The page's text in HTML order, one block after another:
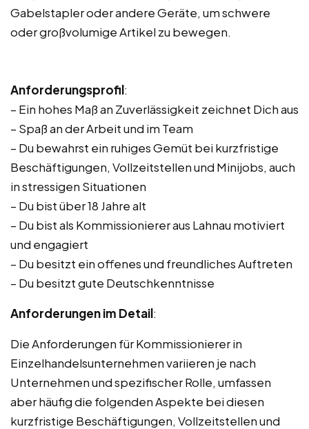
Gabelstapler oder andere Geräte, um schwere
oder großvolumige Artikel zu bewegen.
Anforderungsprofil:
– Ein hohes Maß an Zuverlässigkeit zeichnet Dich aus
– Spaß an der Arbeit und im Team
– Du bewahrst ein ruhiges Gemüt bei kurzfristige
Beschäftigungen, Vollzeitstellen und Minijobs, auch
in stressigen Situationen
– Du bist über 18 Jahre alt
– Du bist als Kommissionierer aus Lahnau motiviert
und engagiert
– Du besitzt ein offenes und freundliches Auftreten
– Du besitzt gute Deutschkenntnisse
Anforderungen im Detail:
Die Anforderungen für Kommissionierer in
Einzelhandelsunternehmen variieren je nach
Unternehmen und spezifischer Rolle, umfassen
aber häufig die folgenden Aspekte bei diesen
kurzfristige Beschäftigungen, Vollzeitstellen und